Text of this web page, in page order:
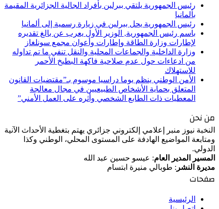
رئيس الجمهورية يلتقي ببرلين بأفراد الجالية الجزائرية المقيمة
بألمانيا
رئيس الجمهورية يحل ببرلين في زيارة رسمية إلى ألمانيا
باسم رئيس الجمهورية, الوزير الأول يعرب عن بالغ تقديره
لإطارات وزارة الطاقة وإطارات وأعوان مجمع سونلغاز
وزارة الداخلية والجماعات المحلية والنقل تنفي ما تم تداوله
من ادعاءات حول عدم صلاحية فاكهة البطيخ الأحمر
للاستهلاك
الأمن الوطني ينظم يوما دراسيا موسوم بـ”مقتضيات القانون
المتعلق بحماية الأشخاص الطبيعيين في مجال معالجة
المعطيات ذات الطابع الشخصي وأثره على العمل الأمني”
من نحن
النخبة نيوز منبر إعلامي إلكتروني جزائري يهتم بتغطية الأحداث الآنية
ومتابعة المواضيع الهادفة على المستوى المحلي، الوطني وكذا
الدولي.
المسير المدير العام: عيسو حسين عبد الله
مديرة النشر : طوبالي منيرة ابتسام
صفحات
الرئيسية